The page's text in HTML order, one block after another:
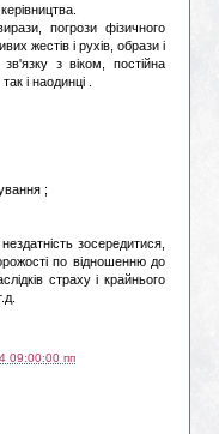
погрози фізичного
жестів і рухів, образи і
з віком, постійна
і наодинці .
;
зосередитися,
по відношенню до
страху і крайнього
09:00:00 пп